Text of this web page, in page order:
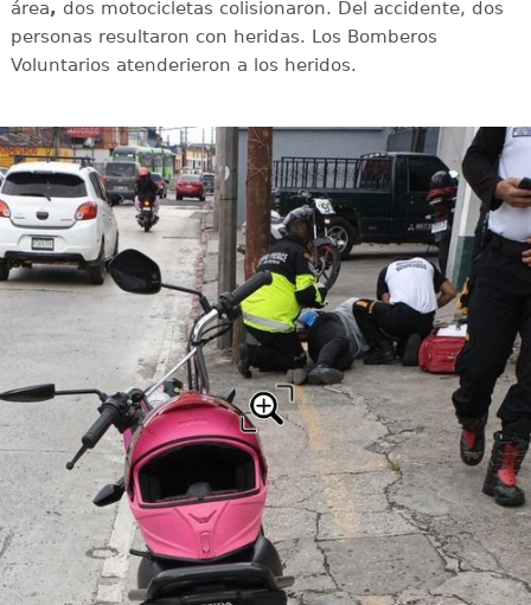
área, dos motocicletas colisionaron. Del accidente, dos
personas resultaron con heridas. Los Bomberos
Voluntarios atenderieron a los heridos.